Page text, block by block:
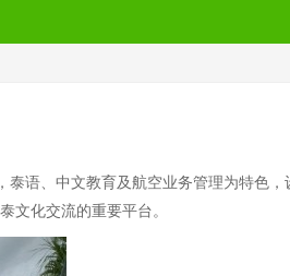
语、中文教育及航空业务管理为特色，
文化交流的重要平台。